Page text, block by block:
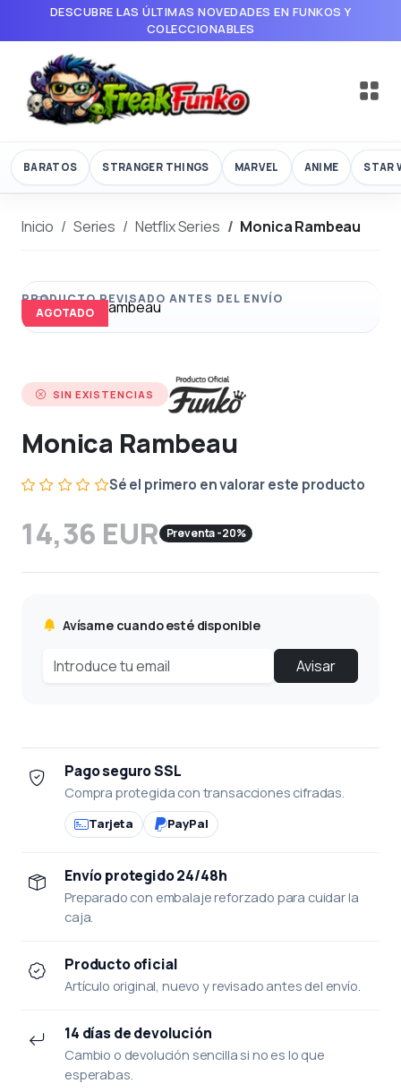
DESCUBRE LAS ÚLTIMAS NOVEDADES EN FUNKOS Y
COLECCIONABLES
BARATOS STRANGER THINGS MARVEL ANIME STAR
Inicio Series Netflix Series Monica Rambeau
AGOTADO
SIN EXISTENCIAS
Monica Rambeau
Sé el primero en valorar este producto
14,36 EUR Preventa -20%
Avísame cuando esté disponible
Avisar
Pago seguro SSL
Compra protegida con transacciones cifradas.
Tarjeta PayPal
Envío protegido 24/48h
Preparado con embalaje reforzado para cuidar la
caja.
Producto oficial
Artículo original, nuevo y revisado antes del envío.
14 días de devolución
Cambio o devolución sencilla si no es lo que
esperabas.